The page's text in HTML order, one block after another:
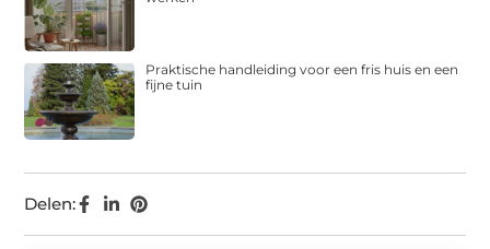
Delen:
Praktische handleiding voor een fris huis en een
fijne tuin